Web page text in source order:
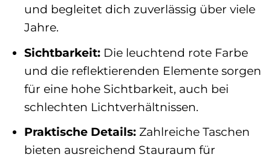
und begleitet dich zuverlässig über viele
Jahre.
Sichtbarkeit:Die leuchtend rote Farbe
und die reflektierenden Elemente sorgen
für eine hohe Sichtbarkeit, auch bei
schlechten Lichtverhältnissen.
Praktische Details:Zahlreiche Taschen
bieten ausreichend Stauraum für